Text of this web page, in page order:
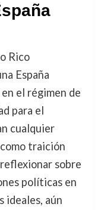
Rico
España
el régimen de
para el
cualquier
traición
sobre
políticas en
ideales, aún